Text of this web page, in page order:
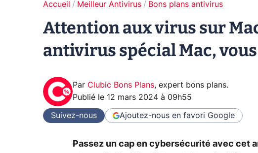
Accueil Meilleur Antivirus Bons plans antivirus
Attention aux virus sur
antivirus spécial Mac,
Par Clubic Bons Plans, expert bons plans.
Publié le 12 mars 2024 à 09h55
Suivez-nous Ajoutez-nous en favori Google
Passez un cap en cybersécurité avec cet